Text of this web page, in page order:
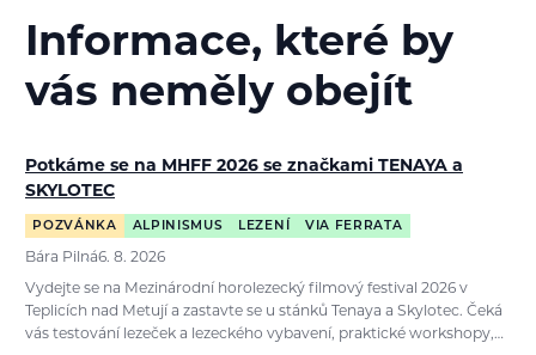
Informace, které by
vás neměly obejít
Potkáme se na MHFF 2026 se značkami TENAYA a
SKYLOTEC
POZVÁNKA ALPINISMUS LEZENÍ VIA FERRATA
Bára Pilná6. 8. 2026
Vydejte se na Mezinárodní horolezecký filmový festival 2026 v
Teplicích nad Metují a zastavte se u stánků Tenaya a Skylotec. Čeká
vás testování lezeček a lezeckého vybavení, praktické workshopy,…